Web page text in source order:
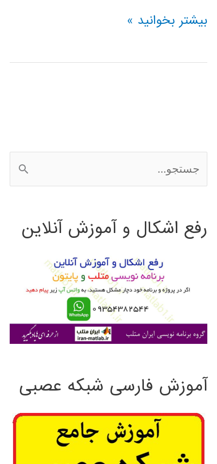
فیلم
فارسی
بیشتر بخوانید »
س
ج
ی
رفع اشکال و آموزش آنلاین
آموزش فارسی شبکه عصبی